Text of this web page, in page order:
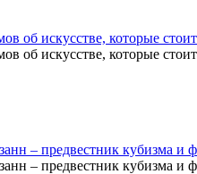
об искусстве, которые
об искусстве, которые
– предвестник кубизма и
– предвестник кубизма и